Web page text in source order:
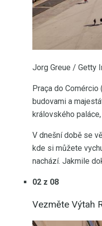
Jorg Greue / Getty
Praça do
budovami a
královského
V dnešní době se
kde si můžete
nachází. Jakmile
02 z 08
Vezměte Výtah